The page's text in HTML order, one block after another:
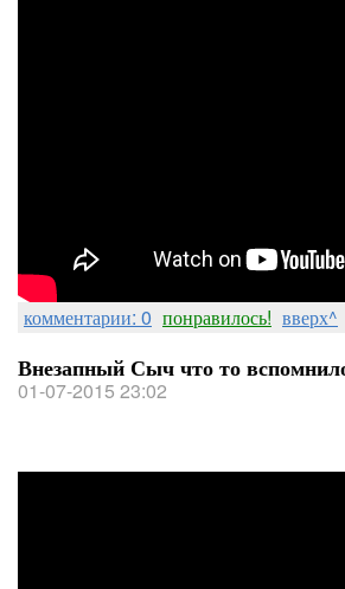
комментарии: 0 понравилось! вверх^
Внезапный Сыч что то
01-07-2015 23:02